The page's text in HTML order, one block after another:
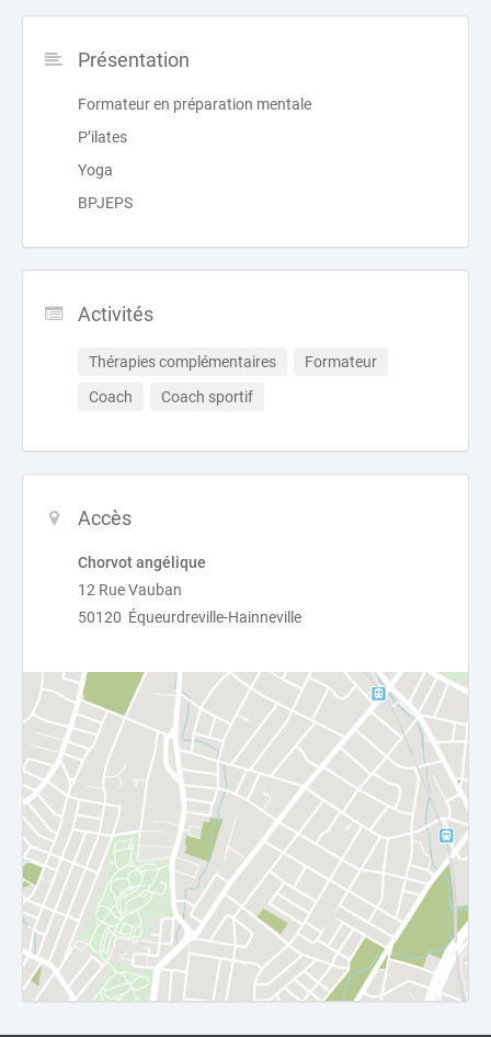
Présentation
Formateur en préparation mentale
P’ilates
Yoga
BPJEPS
Activités
Thérapies complémentaires
Formateur
Coach
Coach sportif
Accès
Chorvot angélique
12 Rue Vauban
50120 Équeurdreville-Hainneville